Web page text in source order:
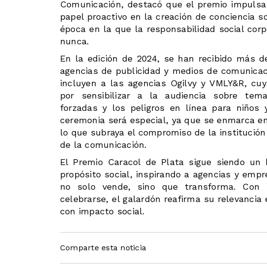
Comunicación, destacó que el premio
papel proactivo en la creación de conciencia
época en la que la responsabilidad social
nunca.
En la edición de 2024, se han recibido más
agencias de publicidad y medios de
incluyen a las agencias Ogilvy y VMLY&R,
por sensibilizar a la audiencia sobre
forzadas y los peligros en línea para niños
ceremonia será especial, ya que se enmarca
lo que subraya el compromiso de la
de la comunicación.
El Premio Caracol de Plata sigue siendo
propósito social, inspirando a agencias y
no solo vende, sino que transforma.
celebrarse, el galardón reafirma su
con impacto social.
Comparte esta noticia